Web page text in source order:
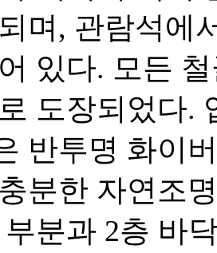
며, 관람석에
있다. 모든
도장되었다.
반투명 화이
분한 자연조
분과 2층 바